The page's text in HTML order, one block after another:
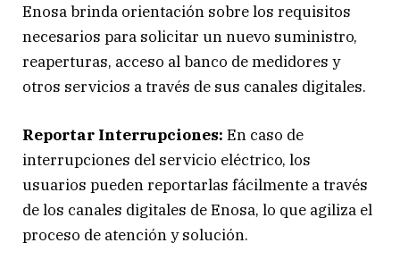
Enosa brinda orientación sobre los requisitos
necesarios para solicitar un nuevo suministro,
reaperturas, acceso al banco de medidores y
otros servicios a través de sus canales digitales.
Reportar Interrupciones: En caso de
interrupciones del servicio eléctrico, los
usuarios pueden reportarlas fácilmente a través
de los canales digitales de Enosa, lo que agiliza el
proceso de atención y solución.